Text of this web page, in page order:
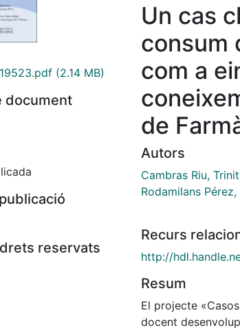
(2.14 MB)
document
reservats
Un cas
consum
com a
de
Autors
Cambras Riu,
Rodamilans
Recurs
http://
Resum
El projecte
docent